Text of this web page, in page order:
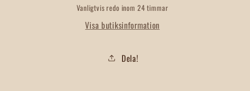
Vanligtvis redo inom 24 timmar
Visa butiksinformation
Dela!